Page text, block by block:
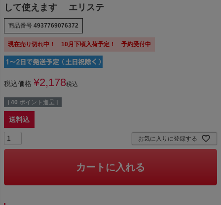
して使えます エリステ
商品番号 4937769076372
現在売り切れ中！ 10月下頃入荷予定！ 予約受付中
税込価格 ¥2,178税込
[ 40 ポイント進呈 ]
送料込
お気に入りに登録する
カートに入れる